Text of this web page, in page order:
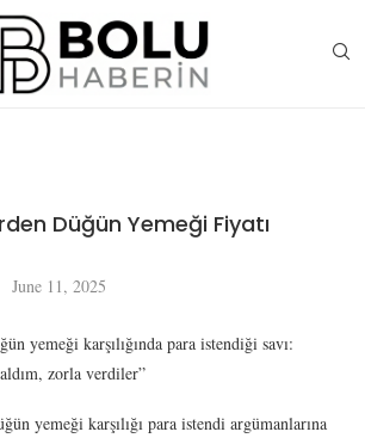
Düğün Yemeği Fiyatı
June 11, 2025
yemeği karşılığında para istendiği savı:
zorla verdiler”
yemeği karşılığı para istendi argümanlarına